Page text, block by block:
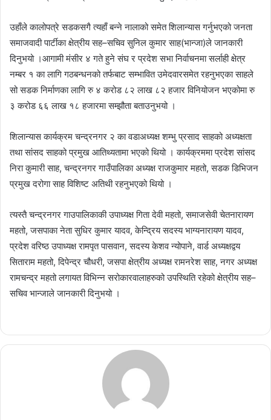
उहाँले कालोपत्रे सडकसगै त्यहाँ बन्ने नालाको समेत शिलान्यास गर्नुभएको जनता
समाजवादी पार्टीका क्षेत्रीय सह–सचिव सुनिल कुमार साह(भान्जा)ले जानकारी
दिनुभयो ।आगामी मंसीर ४ गते हुने संघ र प्रदेश सभा निर्वाचनमा सर्लाही क्षेत्र
नम्बर १ का लागि गठबन्धनको तर्फबाट सम्भावित उमेदवारसमेत रहनुभएका साहले
सो सडक निर्माणका लागि रु ४ करोड ८२ लाख ८२ हजार विनियोजन भएकोमा रु
३ करोड ६६ लाख १८ हजारमा सम्झौता बताउनुभयो ।
शिलान्यास कार्यक्रम चन्द्रनगर २ का वडाअध्यक्ष शम्भु प्रसाद साहको अध्यक्षता
तथा सांसद साहको प्रमुख आतिथ्यतामा भएको थियो । कार्यक्रममा प्रदेश सांसद
निरा कुमारी साह, चन्द्रनगर गाउँपालिका अध्यक्ष राजकुमार महतो, सडक डिभिजन
प्रमुख दरोगा साह विशिष्ट अतिथी रहनुभएको थियो ।
त्यस्तै चन्द्रनगर गाउपालिकाकी उपाध्यक्ष गिता देवी महतो, समाजसेवी चेतनारायण
महतो, जसपाका नेता सुधिर कुमार यादव, केन्द्रिय सदस्य भाग्यनारायण यादव,
प्रदेश वरिष्ठ उपाध्यक्ष रामपृत पासवान, सदस्य केशव न्योपाने, वार्ड अध्यक्षद्वय
सिताराम महतो, दिपेन्द्र चौधरी, जसपा क्षेत्रीय अध्यक्ष रामनरेश साह, नगर अध्यक्ष
रामचन्द्र महतो लगायत विभिन्न सरोकारवालाहरुको उपस्थिति रहेको क्षेत्रीय सह–
सचिव भान्जाले जानकारी दिनुभयो ।